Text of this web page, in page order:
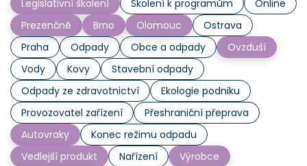
Legislativní školení Školení k programům
Online
Prezenčně
Brno Olomouc
Ostrava
Praha
Odpady Obce a odpady
Ovzduší
Vody
Kovy
Stavební odpady
Odpady ze zdravotnictví
Ekologie podniku
Provozovatel zařízení
Přeshraniční přeprava
Autovraky
Konec režimu odpadu
Vedlejší produkt
Nařízení
Výrobce